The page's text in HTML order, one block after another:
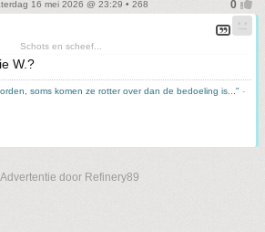
16 mei 2026 @ 23:29 • 268
Schots en scheef...
W.?
soms komen ze rotter over dan de bedoeling is..." -
door Refinery89